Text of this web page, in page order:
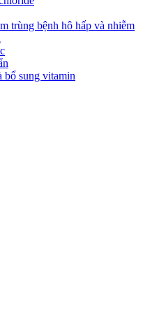
trùng bệnh hô hấp và nhiễm
bổ sung vitamin